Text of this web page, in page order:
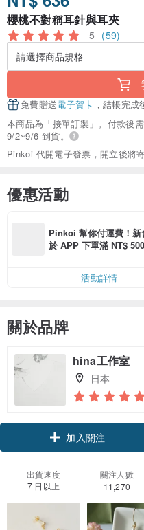
櫻桃不對稱耳針與耳夾
5 (59)
免費贈送電子賀卡 ，結帳完成
本商品為「接單訂製」。付款後
9/2~9/6 到貨。
Pinkoi 代開電子發票，開立後將
優惠活動
Pinkoi 幫你付運費！新
於 APP 下單滿 NT$
活動詳情
關於品牌
hina工作室
日本
加入關注
出貨速度
7 日以上
關注人數
11,270